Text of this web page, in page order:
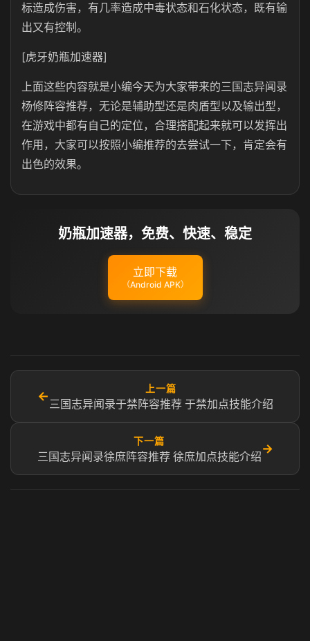
标造成伤害，有几率造成中毒状态和石化状态，既有输
出又有控制。
[虎牙奶瓶加速器]
上面这些内容就是小编今天为大家带来的三国志异闻录
杨修阵容推荐，无论是辅助型还是肉盾型以及输出型，
在游戏中都有自己的定位，合理搭配起来就可以发挥出
作用，大家可以按照小编推荐的去尝试一下，肯定会有
出色的效果。
奶瓶加速器，免费、快速、稳定
立即下载
（Android APK）
←
上一篇
三国志异闻录于禁阵容推荐 于禁加点技能介绍
下一篇
三国志异闻录徐庶阵容推荐 徐庶加点技能介绍
→